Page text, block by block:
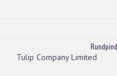
Tulip Company Limited